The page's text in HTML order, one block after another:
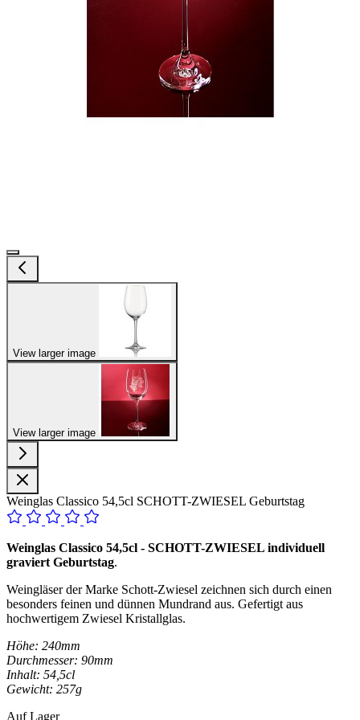
View larger image
View larger image
Weinglas Classico 54,5cl SCHOTT-ZWIESEL Geburtstag
Weinglas Classico 54,5cl - SCHOTT-ZWIESEL individuell
graviert Geburtstag.
Weingläser der Marke Schott-Zwiesel zeichnen sich durch einen
besonders feinen und dünnen Mundrand aus. Gefertigt aus
hochwertigem Zwiesel Kristallglas.
Höhe: 240mm
Durchmesser: 90mm
Inhalt: 54,5cl
Gewicht: 257g
Auf Lager